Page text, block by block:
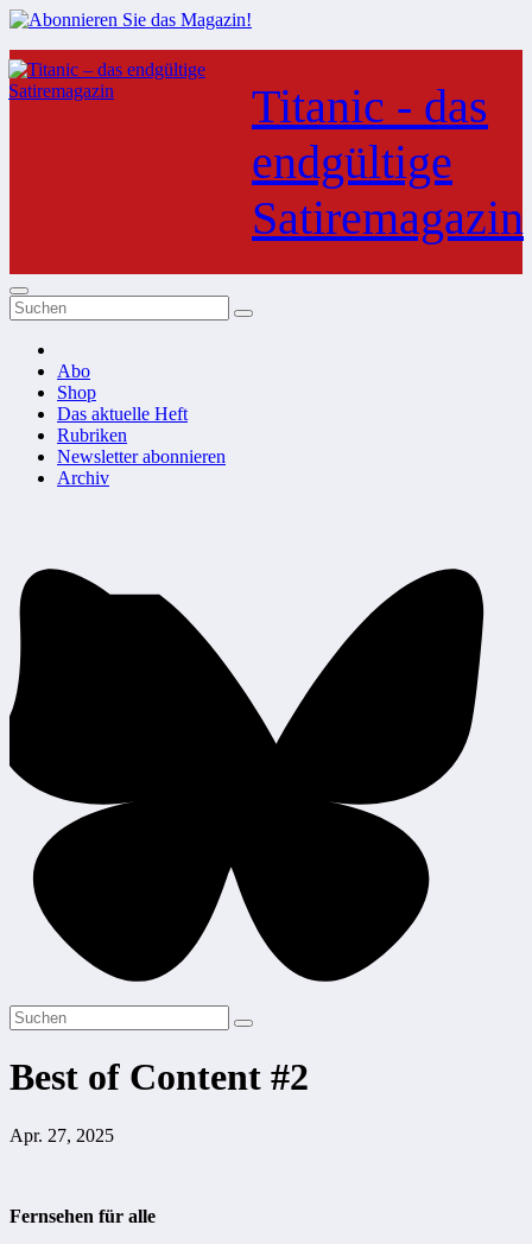
Zum
Inhalt
springen
Titanic - das
endgültige
Satiremagazin
Abo
Shop
Das aktuelle Heft
Rubriken
Newsletter abonnieren
Archiv
Best of Content #2
Apr. 27, 2025
Fernsehen für alle